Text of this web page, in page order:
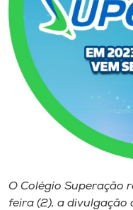
Rádio
Museu
Unoesc
Selecione
o idioma
O Colégio Superação
feira (2), a divulgação